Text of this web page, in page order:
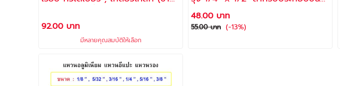
92.00 บาท
มีหลายคุณสมบัติให้เลือก
เหล็กฉากเจาะรู (น็อตตัวผู้ 40 ตัว +
น็อตตัวเมีย 40 ตัว)
48.00 บาท
55.00 บาท (-13%)